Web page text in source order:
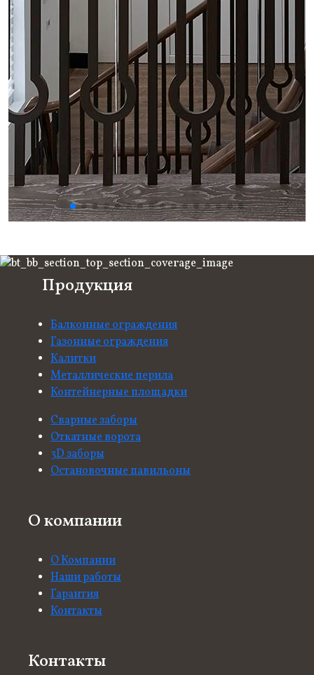
Продукция
Балконные ограждения
Газонные ограждения
Калитки
Металлические перила
Контейнерные площадки
Сварные заборы
Откатные ворота
3D заборы
Остановочные павильоны
О компании
О Компании
Наши работы
Гарантия
Контакты
Контакты